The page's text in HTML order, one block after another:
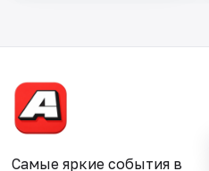
Самые яркие события в